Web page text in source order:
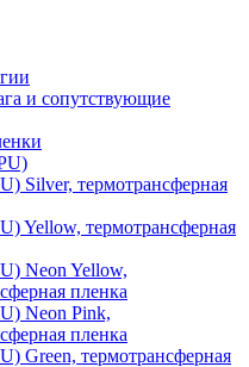
и сопутствующие
Silver, термотрансферная
Yellow, термотрансферная
Neon Yellow,
пленка
Neon Pink,
пленка
Green, термотрансферная